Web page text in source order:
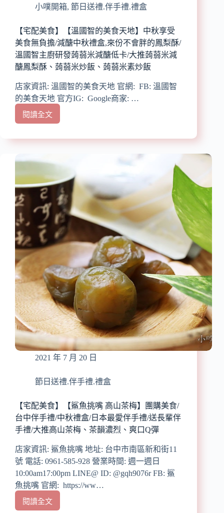
伴
禮/
香
鬆
起
士
糙
米
捲/
團
購
超
級
零
食/2019
年
英
國
Great
Taste
美
食
大
賞
一
星
肯
定
小噗開箱, 節日送禮.伴手禮.禮盒
【宅配美食】【溫國智的美食天地】中秋享受
美食無負擔/減醣中秋禮盒,來份不會胖的鳳梨酥/
溫國智主廚研發蒟蒻米減醣低卡/大推蒟蒻米減
醣鳳梨酥、蒟蒻米炒飯、蒟蒻米素炒飯
店家資訊: 溫國智的美食天地 官網: FB: 溫國智
的美食天地 官方IG: Google商家: …
閱讀全文
【宅
美
【溫
智
的
美
食
天
地】
中
受
美
食
無
負
擔/
減
醣
中
禮
來
份
不
會
胖
的
鳳
梨
酥/
溫
國
2021 年 7 月 20 日
節日送禮.伴手禮.禮盒
【宅配美食】【鯊魚挑嘴 高山茶梅】團購美食/
台中伴手禮/中秋禮盒/日本最愛伴手禮/送長輩伴
手禮/大推高山茶梅、茶韻濃烈、爽口Q彈
店家資訊: 鯊魚挑嘴 地址: 台中市南區新和街11
號 電話: 0961-585-928 營業時間: 週一週日
10:00am17:00pm LINE@ ID: @gqh9076r FB: 鯊
魚挑嘴 官網: https://ww…
閱讀全文
【宅